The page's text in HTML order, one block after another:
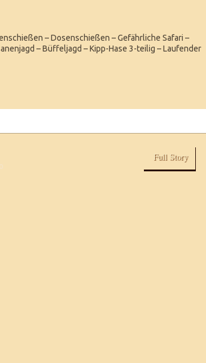
– Dosenschießen – Gefährliche Safari –
– Büffeljagd – Kipp-Hase 3-teilig – Laufender
Full Story